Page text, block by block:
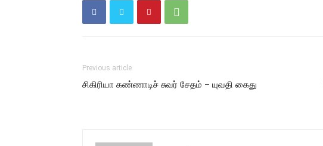
Previous article
சிகிரியா கண்ணாடிச் சுவர் சேதம் – யுவதி கைது